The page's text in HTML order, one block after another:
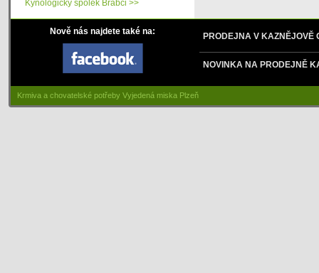
Kynologický spolek Brabci >>
Nově nás najdete také na: PRODEJNA V KAZNĚJOVĚ
NOVINKA NA PRODEJNĚ
Krmiva a chovatelské potřeby Vyjedená miska Plzeň